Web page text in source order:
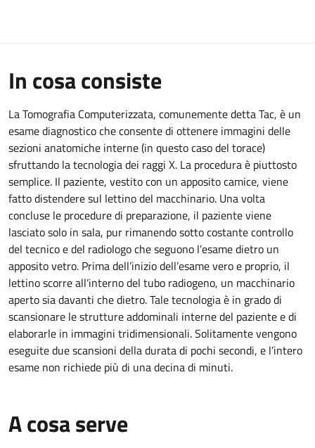
In cosa consiste
La Tomografia Computerizzata, comunemente detta Tac, è un
esame diagnostico che consente di ottenere immagini delle
sezioni anatomiche interne (in questo caso del torace)
sfruttando la tecnologia dei raggi X. La procedura è piuttosto
semplice. Il paziente, vestito con un apposito camice, viene
fatto distendere sul lettino del macchinario. Una volta
concluse le procedure di preparazione, il paziente viene
lasciato solo in sala, pur rimanendo sotto costante controllo
del tecnico e del radiologo che seguono l’esame dietro un
apposito vetro. Prima dell’inizio dell’esame vero e proprio, il
lettino scorre all’interno del tubo radiogeno, un macchinario
aperto sia davanti che dietro. Tale tecnologia è in grado di
scansionare le strutture addominali interne del paziente e di
elaborarle in immagini tridimensionali. Solitamente vengono
eseguite due scansioni della durata di pochi secondi, e l’intero
esame non richiede più di una decina di minuti.
A cosa serve